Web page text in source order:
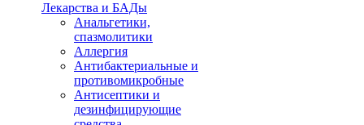
Лекарства и БАДы
Анальгетики,
спазмолитики
Аллергия
Антибактериальные и
противомикробные
Антисептики и
дезинфицирующие